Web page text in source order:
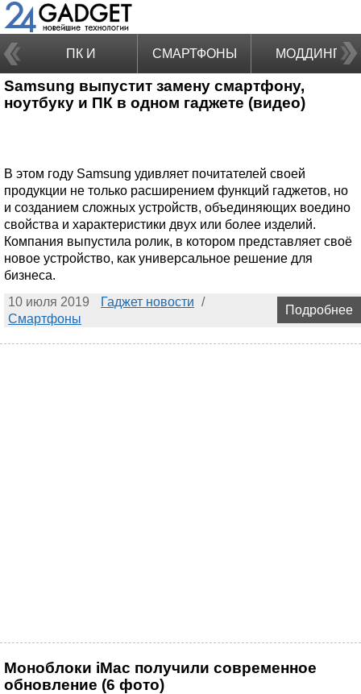
ПК И
НОУТБУКИ
СМАРТФОНЫ МОДДИНГ
Samsung выпустит замену смартфону,
ноутбуку и ПК в одном гаджете (видео)
В этом году Samsung удивляет почитателей своей
продукции не только расширением функций гаджетов, но
и созданием сложных устройств, объединяющих воедино
свойства и характеристики двух или более изделий.
Компания выпустила ролик, в котором представляет своё
новое устройство, как универсальное решение для
бизнеса.
10 июля 2019
Гаджет новости /
Смартфоны
Подробнее
Моноблоки iMac получили современное
обновление (6 фото)